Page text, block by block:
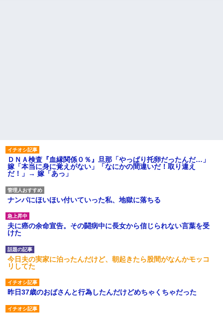
ＤＮＡ検査『血縁関係０％』旦那「やっぱり托卵だったんだ…」
嫁「本当に身に覚えがない」「なにかの間違いだ！取り違え
だ！」→ 嫁「あっ」
ナンパにほいほい付いていった私、地獄に落ちる
夫に癌の余命宣告。その闘病中に長女から信じられない言葉を受
けた
今日夫の実家に泊ったんだけど、朝起きたら股間がなんかモッコ
リしてた
昨日37歳のおばさんと行為したんだけどめちゃくちゃだった